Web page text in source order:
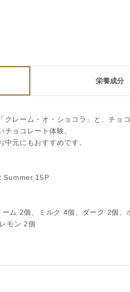
栄養成分
レーム・オ・ショコラ」と、チョ
ョコレート体験。
元にもおすすめです。
Summer 15P
ーム 2個、ミルク 4個、ダーク 2個
モン 2個